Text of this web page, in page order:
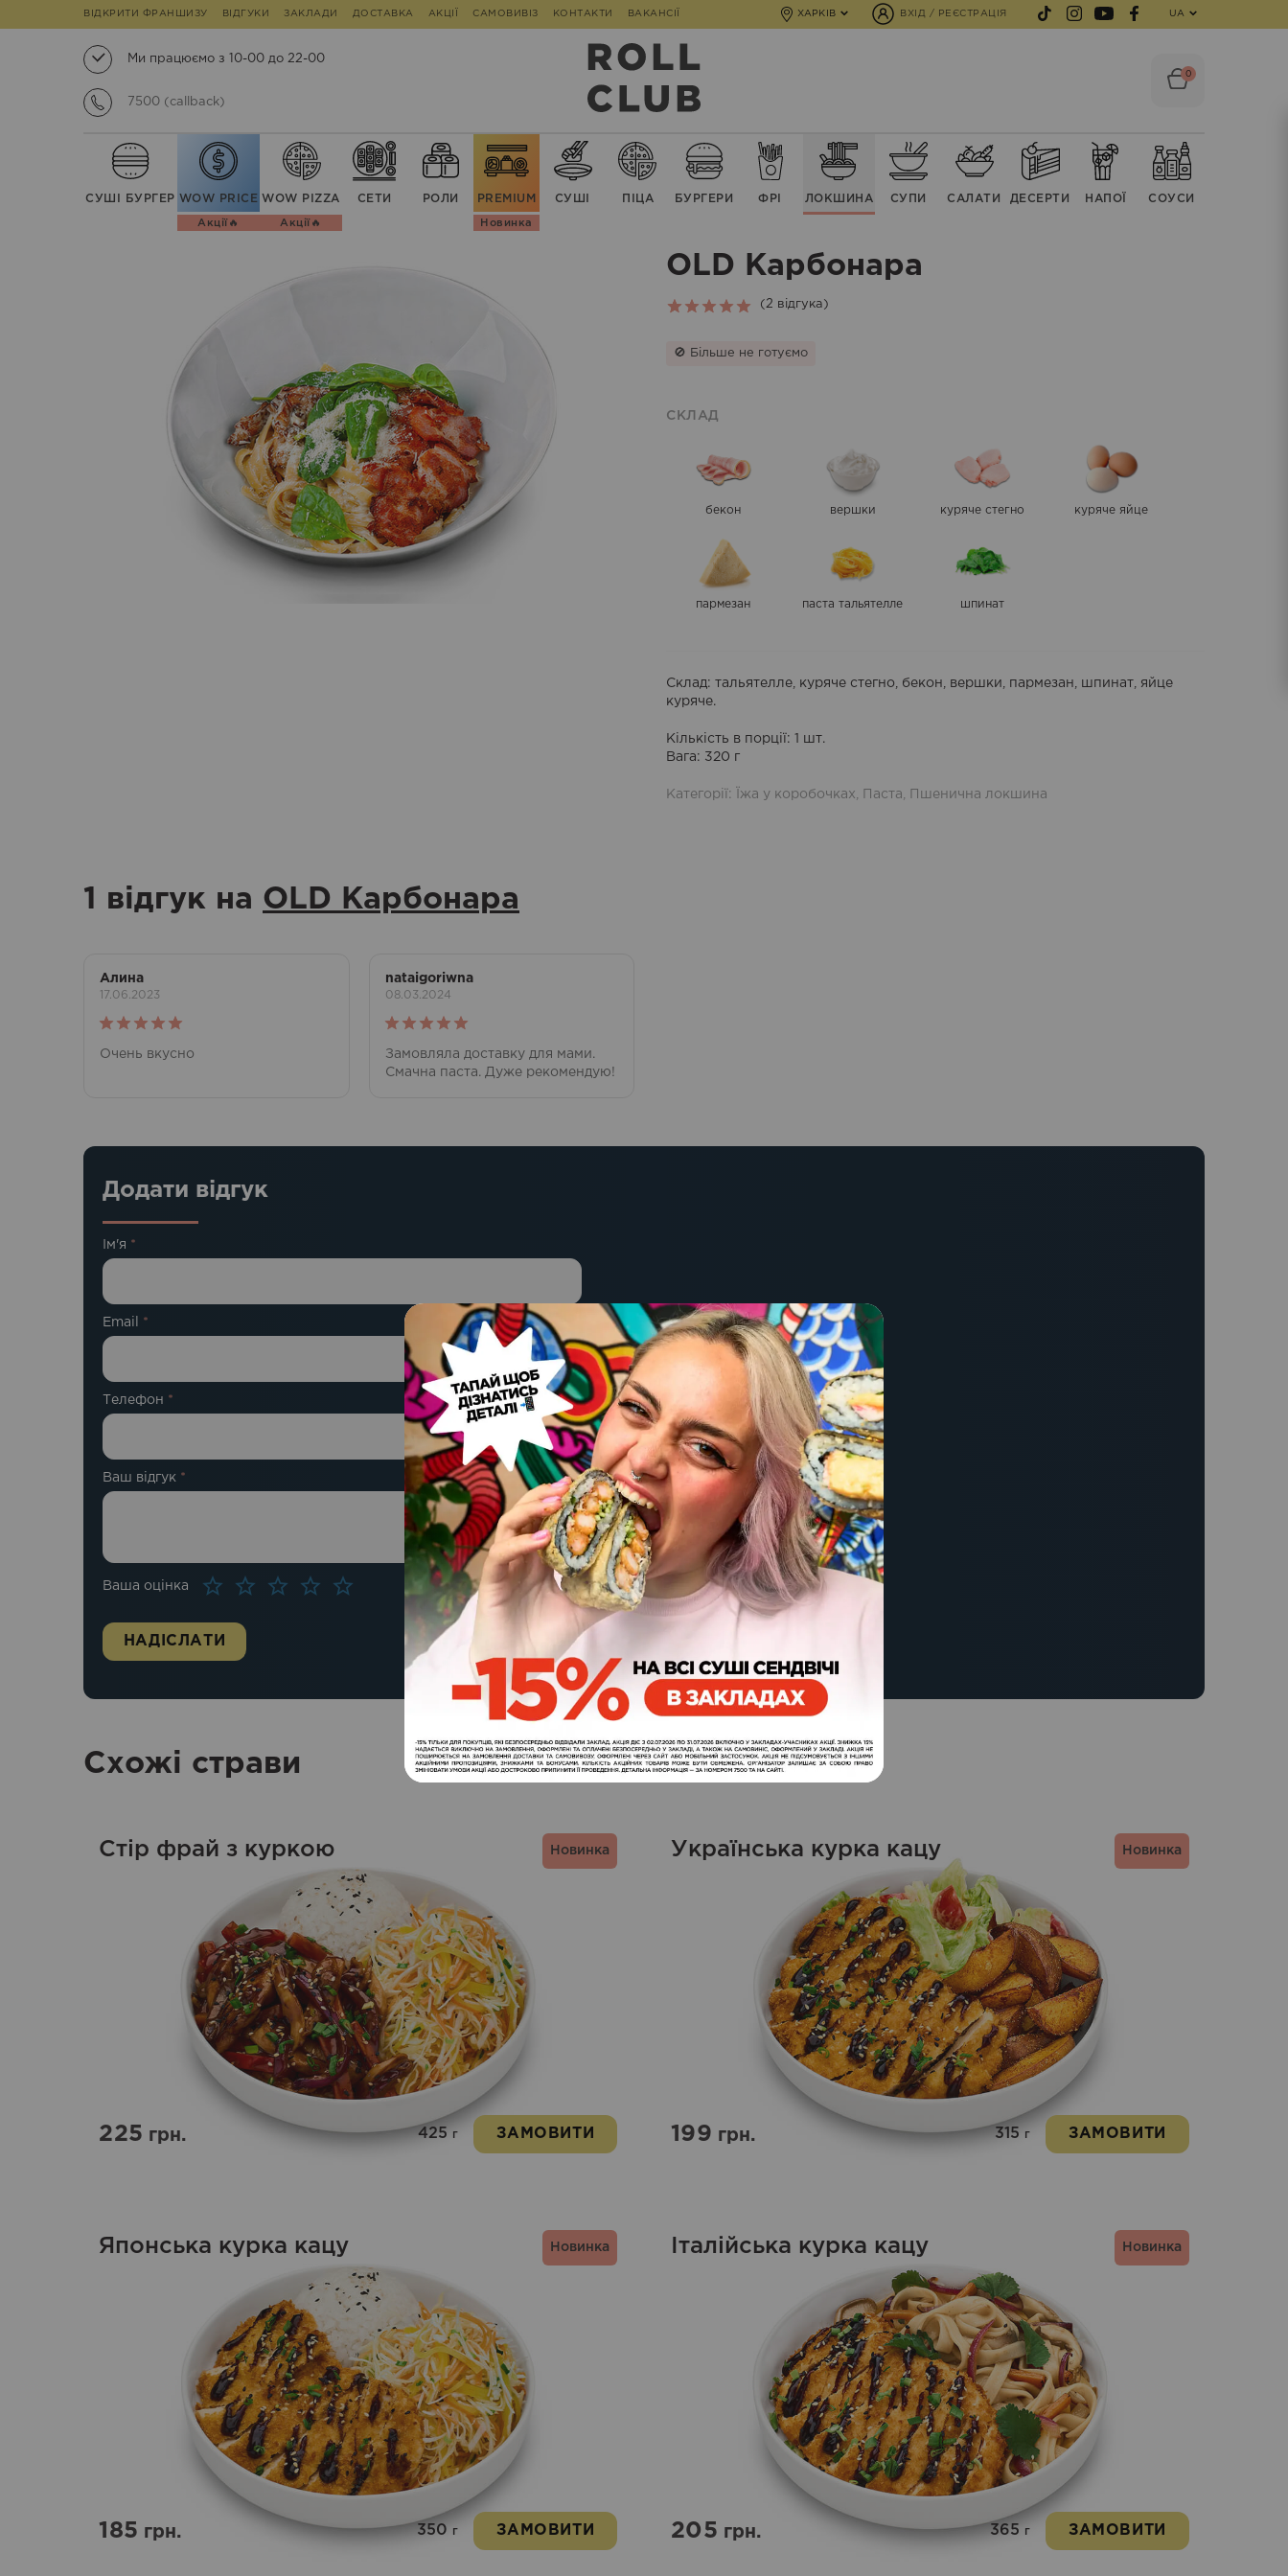
ВІДКРИТИ ФРАНШИЗУ ВІДГУКИ ЗАКЛАДИ ДОСТАВКА АКЦІЇ САМОВИВІЗ КОНТАКТИ ВАКАНСІЇ ХАРКІВ ВХІД / РЕЄСТРАЦІЯ UA
Ми працюємо з 10-00 до 22-00
7500 (callback)
0
СУШІ БУРГЕР WOW PRICE
Акції🔥
WOW PIZZA
Акції🔥
СЕТИ РОЛИ PREMIUM
Новинка
СУШІ ПІЦА БУРГЕРИ ФРІ ЛОКШИНА СУПИ CАЛАТИ ДЕСЕРТИ НАПОЇ СОУСИ
OLD Карбонара
out of 5
ratings
(2 відгука)
🚫 Більше не готуємо
СКЛАД
бекон вершки куряче стегно куряче яйце
пармезан паста тальятелле шпинат
Склад: тальятелле, куряче стегно, бекон, вершки, пармезан, шпинат, яйце
куряче.
Кількість в порції: 1 шт.
Вага: 320 г
Категорії: Їжа у коробочках Паста Пшенична локшина
1 відгук на OLD Карбонара
Алина
17.06.2023
Оцінено в
Очень вкусно
nataigoriwna
08.03.2024
Оцінено в
5з 5
Замовляла доставку для мами.
Смачна паста. Дуже рекомендую!
Додати відгук
Ім'я *
Email *
Телефон *
Ваша оцінка
Ваш відгук *
Схожі страви
Новинка
Стір фрай з куркою
225грн. 425 г ЗАМОВИТИ
Новинка
Українська курка кацу
199грн. 315 г ЗАМОВИТИ
Новинка
Японська курка кацу
185грн. 350 г ЗАМОВИТИ
Новинка
Італійська курка кацу
205грн. 365 г ЗАМОВИТИ